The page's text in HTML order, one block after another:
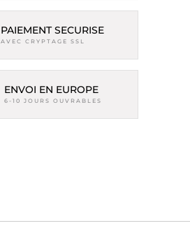
PAIEMENT SECURISE
AVEC CRYPTAGE SSL
ENVOI EN EUROPE
6-10 JOURS OUVRABLES